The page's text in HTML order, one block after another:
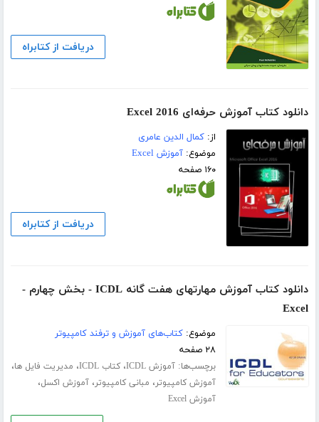
دریافت از کتابراه
دانلود کتاب آموزش حرفه‌ای Excel 2016
از:کمال الدین عامری
موضوع:آموزش Excel
۱۶۰ صفحه
دریافت از کتابراه
دانلود کتاب آموزش مهارتهای هفت گانه ICDL - بخش چهارم -
Excel
موضوع:کتاب‌های آموزش و ترفند کامپیوتر
۲۸ صفحه
برچسب‌ها:آموزش ICDL ،کتاب ICDL ، مدیریت فایل ها،
آموزش کامپیوتر، مبانی کامپیوتر،آموزش اکسل،
آموزش Excel